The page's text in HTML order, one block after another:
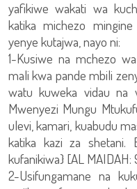
yafikiwe wakati wa
katika michezo
yenye kutajwa, nayo ni:
1-Kusiwe na mchezo
mali kwa pande mbili
watu kuweka vidau na
Mwenyezi Mungu
ulevi, kamari, kuabudu
katika kazi za shetani.
kufanikiwa} [AL MAIDAH:
2-Usifungamane na